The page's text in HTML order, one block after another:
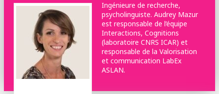
Ingénieure de recherche,
psycholinguiste. Audrey Mazur
est responsable de l’équipe
Interactions, Cognitions
(laboratoire CNRS ICAR) et
responsable de la Valorisation
et communication LabEx
ASLAN.